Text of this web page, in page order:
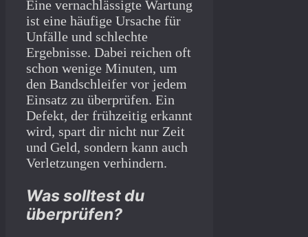
Eine vernachlässigte Wartung
ist eine häufige Ursache für
Unfälle und schlechte
Ergebnisse. Dabei reichen oft
schon wenige Minuten, um
den Bandschleifer vor jedem
Einsatz zu überprüfen. Ein
Defekt, der frühzeitig erkannt
wird, spart dir nicht nur Zeit
und Geld, sondern kann auch
Verletzungen verhindern.
Was solltest du
überprüfen?